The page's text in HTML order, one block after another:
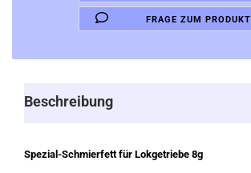
FRAGE ZUM PRODUKT
Beschreibung
Spezial-Schmierfett für Lokgetriebe 8g